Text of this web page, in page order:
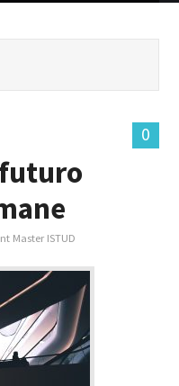
0
Master ISTUD